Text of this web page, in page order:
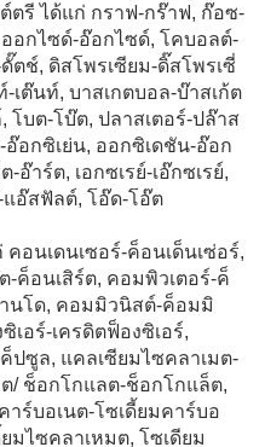
ตรี ได้แก่ กราฟ-กร๊าฟ, ก๊อซ-
อกไซด์-อ๊อกไซด์, โคบอลต์-
ตช์, ดิสโพรเซียม-ดิ๊สโพรเซี่
เต๊นท์, บาสเกตบอล-บ๊าสเก้ต
บต-โบ๊ต, ปลาสเตอร์-ปล๊าส
อกซิเย่น, ออกซิเดชัน-อ๊อก
าร์ต, เอกซเรย์-เอ๊กซเรย์,
อ๊สฟัลต์, โอ๊ด-โอ๊ต
อนเดนเซอร์-ค็อนเด็นเซ่อร์,
ค็อนเสิร์ต, คอมพิวเตอร์-ค็
นโด, คอมมิวนิสต์-ค็อมมิ
เอร์-เครดิตฟ็องซิเอร์,
ปซูล, แคลเซียมไซคลาเมต-
/ ช็อกโกแลต-ช็อกโกแล็ต,
าร์บอเนต-โซเดี้ยมคาร์บอ
มไซคลาเหมต, โซเดียม